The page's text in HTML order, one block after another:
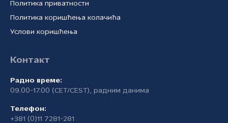
Политика приватности
Политика коришћења колачића
Услови коришћења
Контакт
Радно време:
09.00-17.00 (CET/CEST), радним данима
Телефон:
+381 (0)11 7281-281